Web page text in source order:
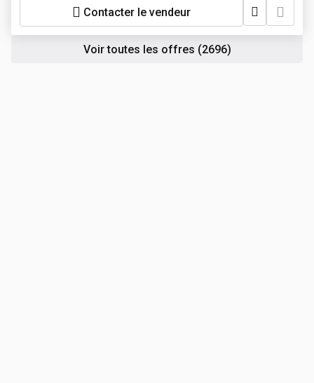
Contacter le vendeur
Voir toutes les offres (2696)